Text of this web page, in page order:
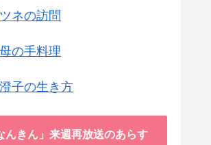
ネの訪問
の手料理
子の生き方
んきん」来週再放送のあらす